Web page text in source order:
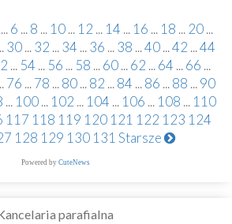
... 6 ... 8 ... 10 ... 12 ... 14 ... 16 ... 18 ... 20 ...
30 ... 32 ... 34 ... 36 ... 38 ...40 ...42 ...44
... 54 ... 56 ... 58 ...60...62 ...64 ...66 ...
76 ... 78 ... 80 ... 82 ... 84 ... 86 ... 88 ... 90
... 100 ... 102 ... 104 ... 106 ... 108 ... 110
117 118 119 120 121 122 123 124
128 129 130 131 Starsze
Powered by CuteNews
parafialna